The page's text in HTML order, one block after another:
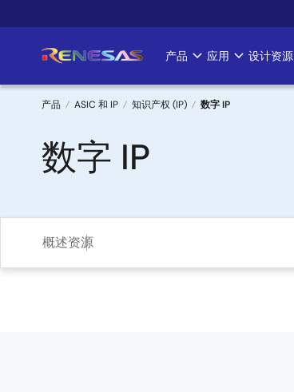
转
要
Main
navigation
产品 应用 设计资源
面
包
屑
产品 ASIC 和 IP 知识产权 (IP) 数字 IP
数字 IP
概述资源